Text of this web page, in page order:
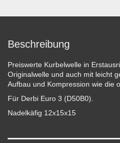
Beschreibung
Preiswerte Kurbelwelle in
Originalwelle und auch mit leicht
Aufbau und Kompression wie die
Für Derbi Euro 3 (D50B0).
Nadelkäfig 12x15x15